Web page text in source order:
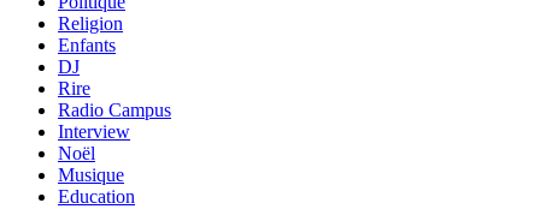
Religion
Enfants
DJ
Rire
Radio Campus
Interview
Noël
Musique
Education